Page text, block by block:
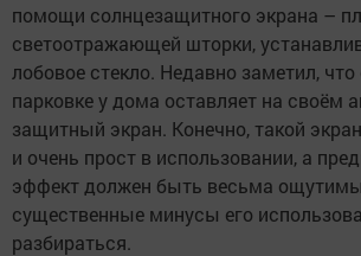
помощи солнцезащитного экрана –
светоотражающей шторки,
лобовое стекло. Недавно заметил, что
парковке у дома оставляет на своём
защитный экран. Конечно, такой
и очень прост в использовании, а
эффект должен быть весьма
существенные минусы его
разбираться.